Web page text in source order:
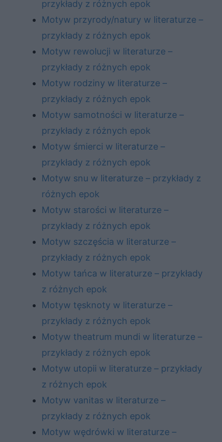
przykłady z różnych epok
Motyw przyrody/natury w literaturze –
przykłady z różnych epok
Motyw rewolucji w literaturze –
przykłady z różnych epok
Motyw rodziny w literaturze –
przykłady z różnych epok
Motyw samotności w literaturze –
przykłady z różnych epok
Motyw śmierci w literaturze –
przykłady z różnych epok
Motyw snu w literaturze – przykłady z
różnych epok
Motyw starości w literaturze –
przykłady z różnych epok
Motyw szczęścia w literaturze –
przykłady z różnych epok
Motyw tańca w literaturze – przykłady
z różnych epok
Motyw tęsknoty w literaturze –
przykłady z różnych epok
Motyw theatrum mundi w literaturze –
przykłady z różnych epok
Motyw utopii w literaturze – przykłady
z różnych epok
Motyw vanitas w literaturze –
przykłady z różnych epok
Motyw wędrówki w literaturze –